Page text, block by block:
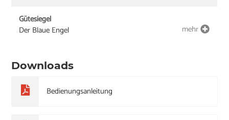
Gütesiegel
Der Blaue Engel
mehr
Downloads
Bedienungsanleitung